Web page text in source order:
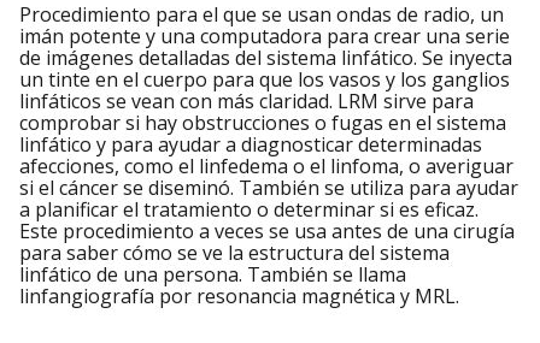
Procedimiento para el que se usan ondas de radio, un
imán potente y una computadora para crear una serie
de imágenes detalladas del sistema linfático. Se inyecta
un tinte en el cuerpo para que los vasos y los ganglios
linfáticos se vean con más claridad. LRM sirve para
comprobar si hay obstrucciones o fugas en el sistema
linfático y para ayudar a diagnosticar determinadas
afecciones, como el linfedema o el linfoma, o averiguar
si el cáncer se diseminó. También se utiliza para ayudar
a planificar el tratamiento o determinar si es eficaz.
Este procedimiento a veces se usa antes de una cirugía
para saber cómo se ve la estructura del sistema
linfático de una persona. También se llama
linfangiografía por resonancia magnética y MRL.